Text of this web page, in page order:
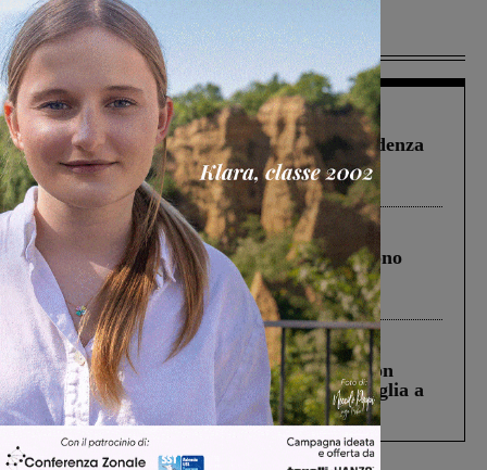
Più lette
Figline Incisa Valdarno 1 Agosto 2026
Piscina di Figline finanziata oltre la scadenza
Pnrr, il gruppo di Fratelli d’Italia: “Un
ringraziamento al Governo”
Cronaca 4 Agosto 2026
Un anno fa la strage in A1 in cui morirono
Gianni, Giulia e Franco. Lo schianto, il
processo, lo stop ai sorpassi fra tir....
Cronaca 3 Agosto 2026
Scomparso da una struttura di Castiglion
Fiorentino l’uomo che aveva ucciso la figlia a
Levane nel 2020